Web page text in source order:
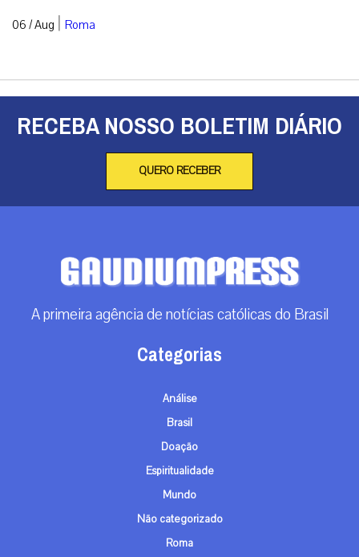
06 / Aug | Roma
RECEBA NOSSO BOLETIM DIÁRIO
QUERO RECEBER
A primeira agência de notícias católicas do Brasil
Categorias
Análise
Brasil
Doação
Espiritualidade
Mundo
Não categorizado
Roma